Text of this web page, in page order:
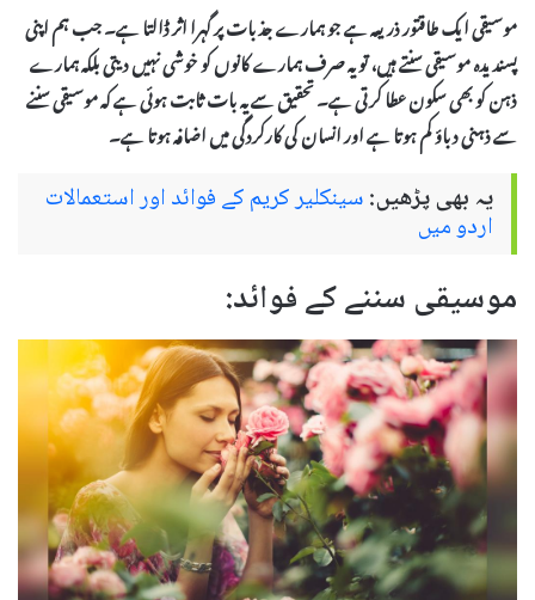
موسیقیایک طاقتور ذریعہ ہے جو ہمارے جذبات پر گہرا اثر ڈالتا ہے۔ جب ہم اپنی
پسندیدہ موسیقی سنتے ہیں، تو یہ صرف ہمارے کانوں کو خوشی نہیں دیتی بلکہ ہمارے
ذہن کو بھی سکون عطا کرتی ہے۔ تحقیق سے یہ بات ثابت ہوئی ہے کہ موسیقی سننے
سے ذہنی دباؤ کم ہوتا ہے اور انسان کی کارکردگی میں اضافہ ہوتا ہے۔
یہ بھی پڑھیں:سینکلیر کریم کے فوائد اور استعمالات
اردو میں
موسیقی سننے کے فوائد: